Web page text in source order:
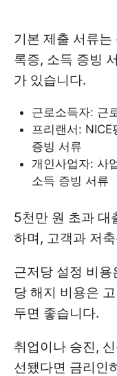
기본 제출 서류
록증, 소득 증빙
가 있습니다.
근로소득자: 근
프리랜서:
증빙 서류
개인사업자: 사
소득 증빙 서류
5천만 원 초과 대
하며, 고객과 저
근저당 설정 비용
당 해지 비용은
두면 좋습니다.
취업이나 승진,
선됐다면 금리인